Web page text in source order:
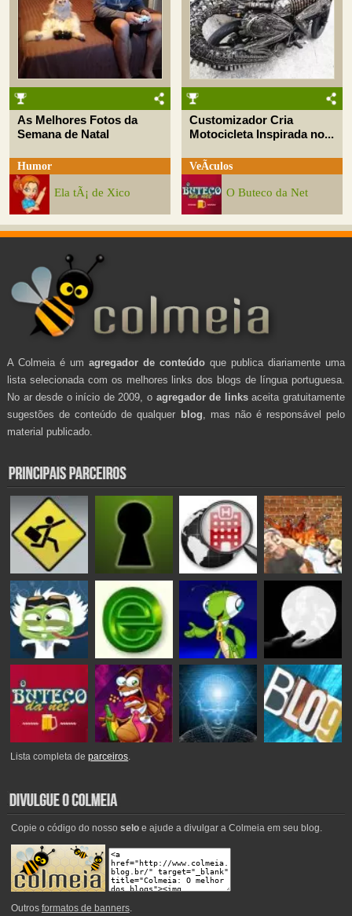
As Melhores Fotos da
Semana de Natal
Humor
Ela tÃ¡ de Xico
Customizador Cria
Motocicleta Inspirada no...
VeÃ­culos
O Buteco da Net
A Colmeia é um agregador de conteúdo que publica diariamente uma
lista selecionada com os melhores links dos blogs de língua portuguesa.
No ar desde o início de 2009, o agregador de linksaceita gratuitamente
sugestões de conteúdo de qualquer blog , mas não é responsável pelo
material publicado.
Lista completa deparceiros.
Copie o código do nosso seloe ajude a divulgar a Colmeia em seu blog.
Outros formatos de banners.